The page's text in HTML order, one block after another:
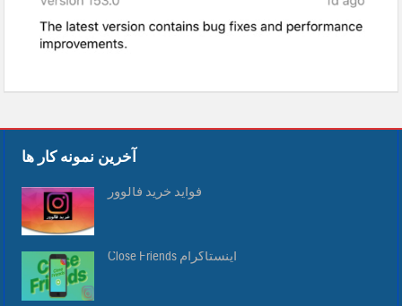
آخرین نمونه کار ها
فواید خرید فالوور
Close Friends اینستاگرام